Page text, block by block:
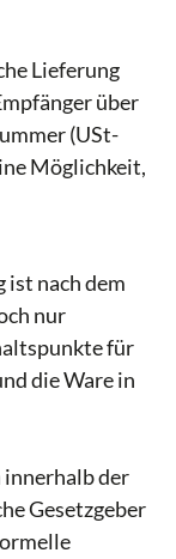
Lieferung
über
(USt-
Möglichkeit,
nach dem
nur
für
die Ware in
der
Gesetzgeber